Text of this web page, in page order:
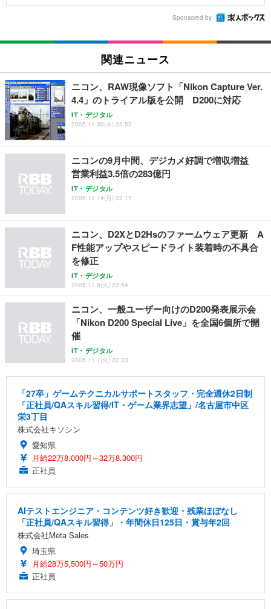
Sponsored by
関連ニュース
ニコン、RAW現像ソフト「Nikon Capture Ver.
4.4」のトライアル版を公開 D200に対応
IT・デジタル
2005.11.30(水) 23:52
ニコンの9月中間、デジカメ好調で増収増益
営業利益3.5倍の283億円
IT・デジタル
2005.11.14(月) 22:17
ニコン、D2XとD2Hsのファームウェア更新 A
F性能アップやスピードライト装着時の不具合
を修正
IT・デジタル
2005.11.8(火) 22:54
ニコン、一般ユーザー向けのD200発表展示会
「Nikon D200 Special Live」を全国6個所で開
催
IT・デジタル
2005.11.1(火) 22:23
「27卒」ゲームテクニカルサポートスタッフ・完全週休2日制
「正社員/QAスキル習得/IT・ゲーム業界志望」/名古屋市中区
栄3丁目
株式会社キソシン
愛知県
月給22万8,000円～32万8,300円
正社員
AIテストエンジニア・コンテンツ好き歓迎・残業ほぼなし
「正社員/QAスキル習得」・年間休日125日・賞与年2回
株式会社Meta Sales
埼玉県
月給28万5,500円～50万円
正社員